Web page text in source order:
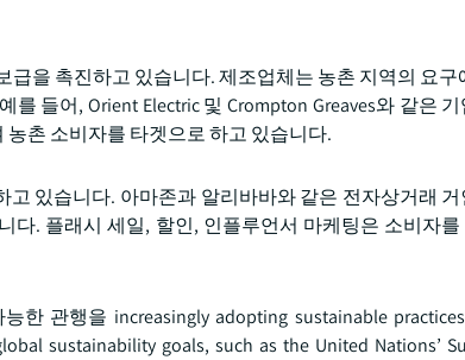
을 촉진하고 있습니다. 제조업체는 농촌 지역의 요구
들어, Orient Electric 및 Crompton Greaves와 같은
촌 소비자를 타겟으로 하고 있습니다.
있습니다. 아마존과 알리바바와 같은 전자상거래 거
. 플래시 세일, 할인, 인플루언서 마케팅은 소비자를
관행을 increasingly adopting sustainable
sustainability goals, such as the United Nations’